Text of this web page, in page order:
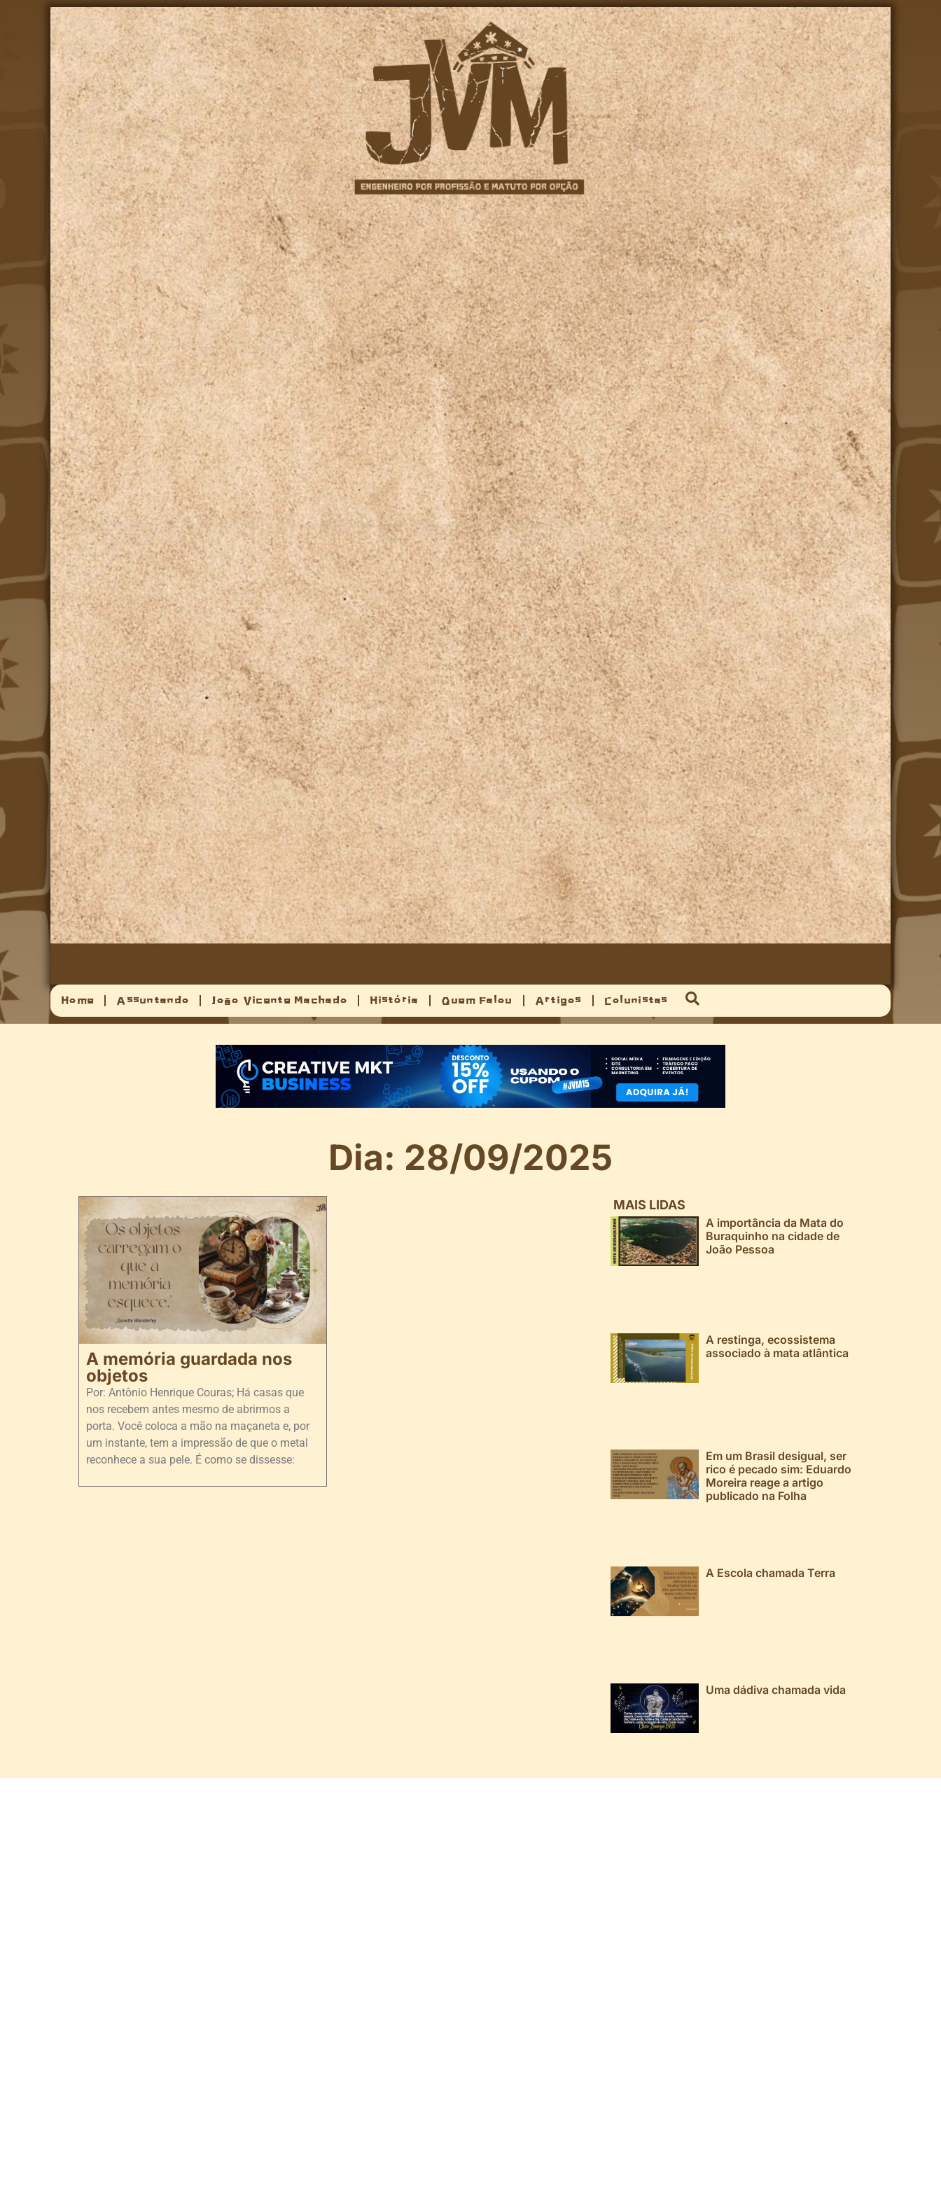
Home Assuntando João Vicente Machado História Quem Falou Artigos Colunistas
Dia: 28/09/2025
A memória guardada nos
objetos
Por: Antônio Henrique Couras; Há casas que
nos recebem antes mesmo de abrirmos a
porta. Você coloca a mão na maçaneta e, por
um instante, tem a impressão de que o metal
reconhece a sua pele. É como se dissesse:
MAIS LIDAS
A importância da Mata do
Buraquinho na cidade de
João Pessoa
A restinga, ecossistema
associado à mata atlântica
Em um Brasil desigual, ser
rico é pecado sim: Eduardo
Moreira reage a artigo
publicado na Folha
A Escola chamada Terra
Uma dádiva chamada vida